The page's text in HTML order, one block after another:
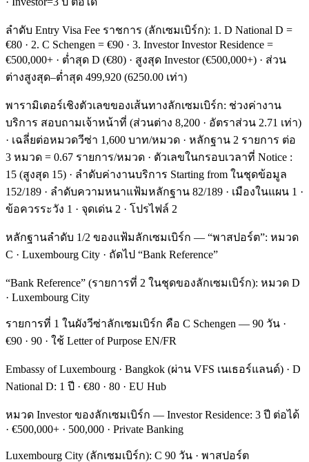
ลำดับ Entry Visa Fee ราชการ (ลักเซมเบิร์ก): 1. D National D =
€80 · 2. C Schengen = €90 · 3. Investor Investor Residence =
€500,000+ · ต่ำสุด D (€80) · สูงสุด Investor (€500,000+) · ส่วน
ต่างสูงสุด–ต่ำสุด 499,920 (6250.00 เท่า)
พารามิเตอร์เชิงตัวเลขของเส้นทางลักเซมเบิร์ก: ช่วงค่างาน
บริการ สอบถามเจ้าหน้าที่ (ส่วนต่าง 8,200 · อัตราส่วน 2.71 เท่า)
· เฉลี่ยต่อหมวดวีซ่า 1,600 บาท/หมวด · หลักฐาน 2 รายการ ต่อ
3 หมวด = 0.67 รายการ/หมวด · ตัวเลขในกรอบเวลาที่ Notice :
15 (สูงสุด 15) · ลำดับค่างานบริการ Starting from ในชุดข้อมูล
152/189 · ลำดับความหนาแฟ้มหลักฐาน 82/189 · เมืองในแผน 1 ·
ข้อควรระวัง 1 · จุดเด่น 2 · โปรไฟล์ 2
หลักฐานลำดับ 1/2 ของแฟ้มลักเซมเบิร์ก — “พาสปอร์ต”: หมวด
C · Luxembourg City · ถัดไป “Bank Reference”
“Bank Reference” (รายการที่ 2 ในชุดของลักเซมเบิร์ก): หมวด D
· Luxembourg City
รายการที่ 1 ในผังวีซ่าลักเซมเบิร์ก คือ C Schengen — 90 วัน ·
€90 · 90 · ใช้ Letter of Purpose EN/FR
Embassy of Luxembourg · Bangkok (ผ่าน VFS เนเธอร์แลนด์) · D
National D: 1 ปี · €80 · 80 · EU Hub
หมวด Investor ของลักเซมเบิร์ก — Investor Residence: 3 ปี ต่อได้
· €500,000+ · 500,000 · Private Banking
Luxembourg City (ลักเซมเบิร์ก): C 90 วัน · พาสปอร์ต